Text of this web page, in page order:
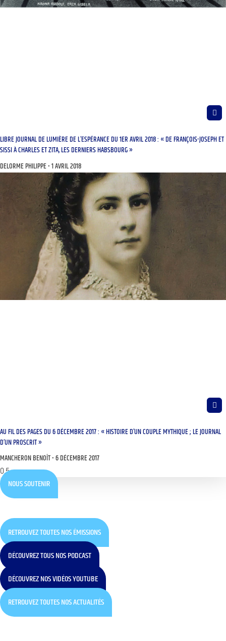
LIBRE JOURNAL DE LUMIÈRE DE L’ESPÉRANCE DU 1ER AVRIL 2018 : « DE FRANÇOIS-JOSEPH ET
SISSI À CHARLES ET ZITA, LES DERNIERS HABSBOURG »
DELORME PHILIPPE 1 AVRIL 2018
AU FIL DES PAGES DU 6 DÉCEMBRE 2017 : « HISTOIRE D’UN COUPLE MYTHIQUE ; LE JOURNAL
D’UN PROSCRIT »
MANCHERON BENOÎT 6 DÉCEMBRE 2017
NOUS SOUTENIR
RETROUVEZ TOUTES NOS ÉMISSIONS
DÉCOUVREZ TOUS NOS PODCAST
DÉCOUVREZ NOS VIDÉOS YOUTUBE
RETROUVEZ TOUTES NOS ACTUALITÉS